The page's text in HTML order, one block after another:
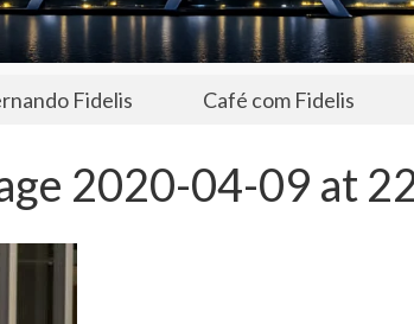
Fidelis Café com Fidelis
2020-04-09 at